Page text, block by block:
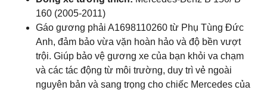
160 (2005-2011)
Gáo gương phải A1698110260 từ Phụ Tùng Đức
Anh, đảm bảo vừa vặn hoàn hảo và độ bền vượt
trội. Giúp bảo vệ gương xe của bạn khỏi va chạm
và các tác động từ môi trường, duy trì vẻ ngoài
nguyên bản và sang trọng cho chiếc Mercedes của